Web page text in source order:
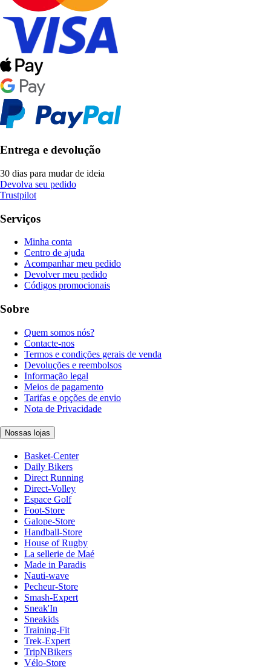
Entrega e devolução
30 dias para mudar de ideia
Devolva seu pedido
Trustpilot
Serviços
Minha conta
Centro de ajuda
Acompanhar meu pedido
Devolver meu pedido
Códigos promocionais
Sobre
Quem somos nós?
Contacte-nos
Termos e condições gerais de venda
Devoluções e reembolsos
Informação legal
Meios de pagamento
Tarifas e opções de envio
Nota de Privacidade
Nossas lojas
Basket-Center
Daily Bikers
Direct Running
Direct-Volley
Espace Golf
Foot-Store
Galope-Store
Handball-Store
House of Rugby
La sellerie de Maé
Made in Paradis
Nauti-wave
Pecheur-Store
Smash-Expert
Sneak'In
Sneakids
Training-Fit
Trek-Expert
TripNBikers
Vélo-Store